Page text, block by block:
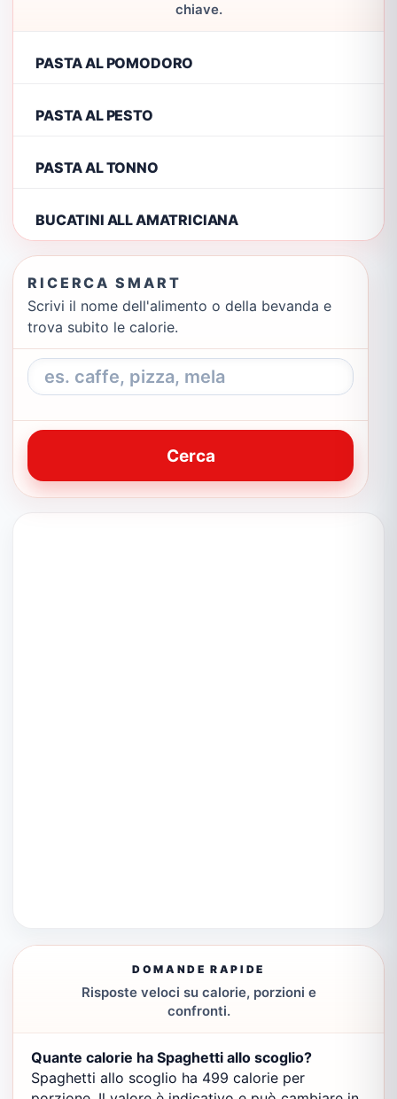
chiave.
PASTA AL POMODORO
PASTA AL PESTO
PASTA AL TONNO
BUCATINI ALL AMATRICIANA
RICERCA SMART
Scrivi il nome dell'alimento o della bevanda e
trova subito le calorie.
Cerca
DOMANDE RAPIDE
Risposte veloci su calorie, porzioni e
confronti.
Quante calorie ha Spaghetti allo scoglio?
Spaghetti allo scoglio ha 499 calorie per